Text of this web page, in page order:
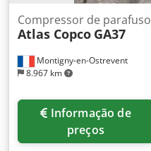
Montigny-en-Ostrevent
8.967 km
Compressor de parafuso
Atlas Copco GA37
preços